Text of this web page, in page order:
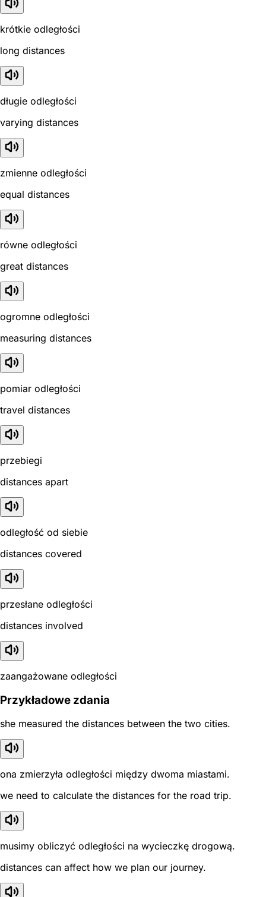
krótkie odległości
long distances
długie odległości
varying distances
zmienne odległości
equal distances
równe odległości
great distances
ogromne odległości
measuring distances
pomiar odległości
travel distances
przebiegi
distances apart
odległość od siebie
distances covered
przesłane odległości
distances involved
zaangażowane odległości
Przykładowe zdania
she measured the distances between the two cities.
ona zmierzyła odległości między dwoma miastami.
we need to calculate the distances for the road trip.
musimy obliczyć odległości na wycieczkę drogową.
distances can affect how we plan our journey.